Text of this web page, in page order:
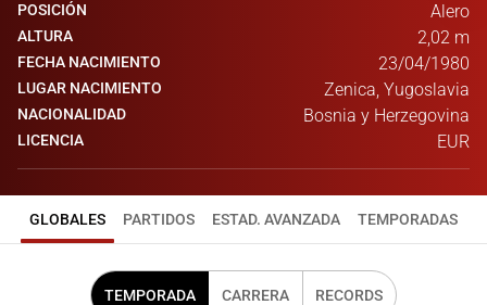
POSICIÓN Alero
ALTURA 2,02 m
FECHA NACIMIENTO 23/04/1980
LUGAR NACIMIENTO Zenica, Yugoslavia
NACIONALIDAD Bosnia y Herzegovina
LICENCIA EUR
GLOBALES PARTIDOS ESTAD. AVANZADA TEMPORADAS
TEMPORADA CARRERA RECORDS